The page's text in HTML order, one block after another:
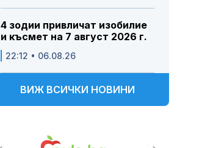
4 зодии привличат изобилие
и късмет на 7 август 2026 г.
22:12 • 06.08.26
ВИЖ ВСИЧКИ НОВИНИ